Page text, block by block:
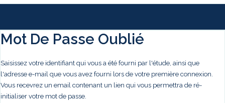
Mot De Passe Oublié
Saisissez votre identifiant qui vous a été fourni par l'étude, ainsi que
l'adresse e-mail que vous avez fourni lors de votre première connexion.
Vous recevrez un email contenant un lien qui vous permettra de ré-
initialiser votre mot de passe.